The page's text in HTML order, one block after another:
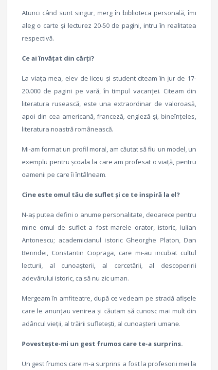
Atunci când sunt singur, merg în biblioteca personală, îmi
aleg o carte şi lecturez 20-50 de pagini, intru în realitatea
respectivă.
Ce ai învăţat din cărţi?
La viaţa mea, elev de liceu şi student citeam în jur de 17-
20.000 de pagini pe vară, în timpul vacanţei. Citeam din
literatura rusească, este una extraordinar de valoroasă,
apoi din cea americană, franceză, engleză şi, bineînţeles,
literatura noastră românească.
Mi-am format un profil moral, am căutat să fiu un model, un
exemplu pentru şcoala la care am profesat o viaţă, pentru
oamenii pe care îi întâlneam.
Cine este omul tău de suflet şi ce te inspiră la el?
N-aş putea defini o anume personalitate, deoarece pentru
mine omul de suflet a fost marele orator, istoric, Iulian
Antonescu; academicianul istoric Gheorghe Platon, Dan
Berindei, Constantin Ciopraga, care mi-au incubat cultul
lecturii, al cunoaşterii, al cercetării, al descoperirii
adevărului istoric, ca să nu zic uman.
Mergeam în amfiteatre, după ce vedeam pe stradă afişele
care le anunţau venirea şi căutam să cunosc mai mult din
adâncul vieţii, al trăirii sufleteşti, al cunoaşterii umane.
Povesteşte-mi un gest frumos care te-a surprins.
Un gest frumos care m-a surprins a fost la profesorii mei la